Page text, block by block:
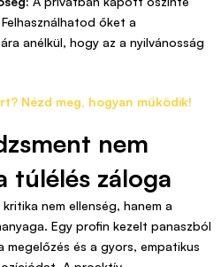
őket a
anélkül, hogy az a nyilvánosság
Nézd meg, hogyan működik!
nem
túlélés záloga
nem ellenség, hanem a
Egy profin kezelt panaszból
megelőzés és a gyors, empatikus